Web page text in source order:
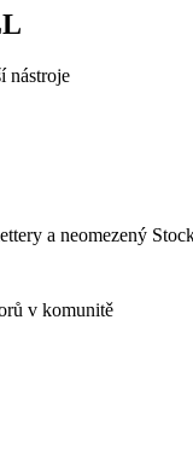
nástroje
a neomezený
v komunitě